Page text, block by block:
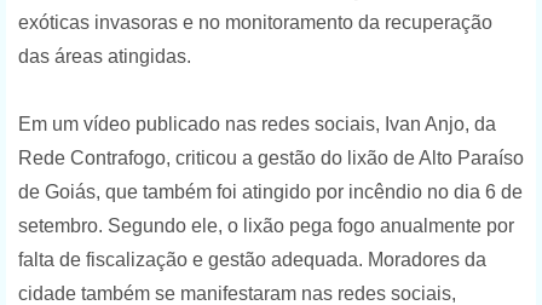
exóticas invasoras e no monitoramento da recuperação
das áreas atingidas.
Em um vídeo publicado nas redes sociais, Ivan Anjo, da
Rede Contrafogo, criticou a gestão do lixão de Alto Paraíso
de Goiás, que também foi atingido por incêndio no dia 6 de
setembro. Segundo ele, o lixão pega fogo anualmente por
falta de fiscalização e gestão adequada. Moradores da
cidade também se manifestaram nas redes sociais,